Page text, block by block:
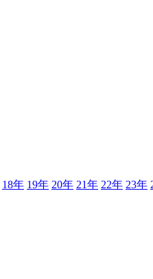
18年 19年 20年 21年 22年 23年